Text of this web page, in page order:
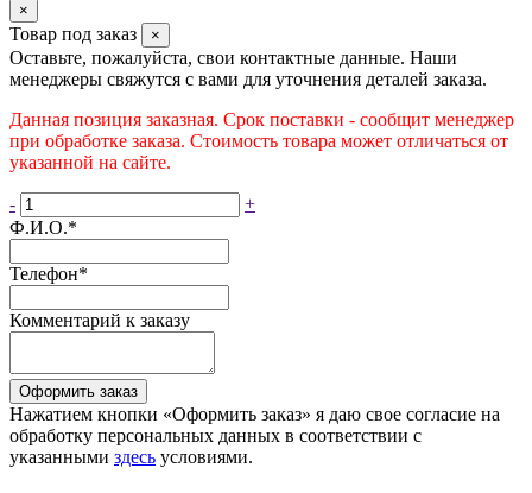
×
Товар под заказ ×
Оставьте, пожалуйста, свои контактные данные. Наши
менеджеры свяжутся с вами для уточнения деталей заказа.
Данная позиция заказная. Срок поставки - сообщит менеджер
при обработке заказа. Стоимость товара может отличаться от
указанной на сайте.
-
+
Ф.И.О.*
Телефон*
Комментарий к заказу
Оформить заказ
Нажатием кнопки «Оформить заказ» я даю свое согласие на
обработку персональных данных в соответствии с
указанными здесь условиями.